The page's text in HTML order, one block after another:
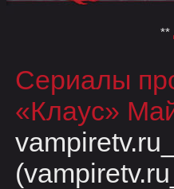
**
Сериалы
«Клаус»